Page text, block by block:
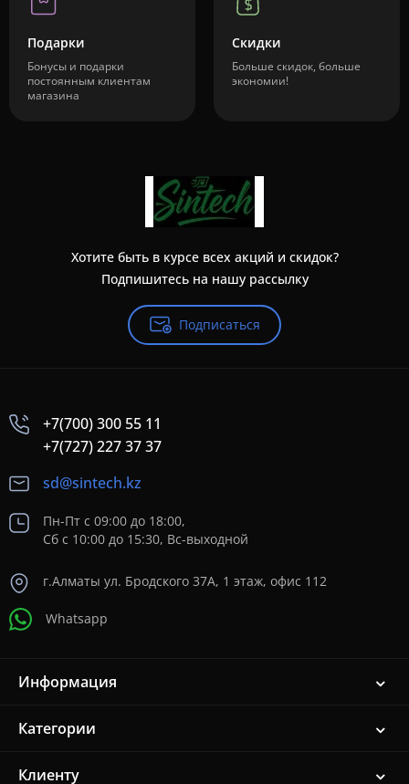
Подарки
Бонусы и подарки
постоянным клиентам
магазина
Скидки
Больше скидок, больше
экономии!
Хотите быть в курсе всех акций и скидок?
Подпишитесь на нашу рассылку
Подписаться
+7(700) 300 55 11
+7(727) 227 37 37
sd@sintech.kz
Пн-Пт с 09:00 до 18:00,
Сб с 10:00 до 15:30, Вс-выходной
г.Алматы ул. Бродского 37A, 1 этаж, офис 112
Whatsapp
Информация
Категории
Клиенту